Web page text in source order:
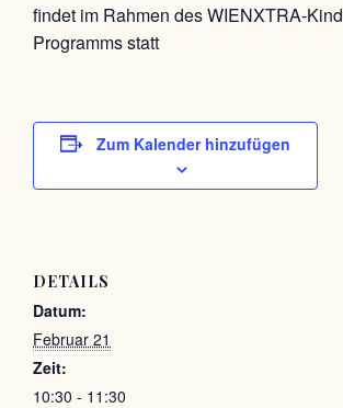
findet im Rahmen des WIENXTRA-
Programms statt
Zum Kalender hinzufügen
DETAILS
Datum:
Februar 21
Zeit:
10:30 - 11:30